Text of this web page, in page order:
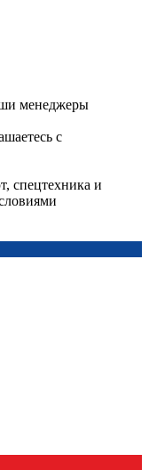
менеджеры
с
спецтехника и